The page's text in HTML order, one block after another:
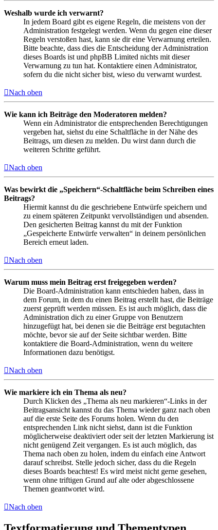
Weshalb wurde ich verwarnt?
In jedem Board gibt es eigene Regeln, die meistens von der
Administration festgelegt werden. Wenn du gegen eine dieser
Regeln verstoßen hast, kann sie dir eine Verwarnung erteilen.
Bitte beachte, dass dies die Entscheidung der Administration
dieses Boards ist und phpBB Limited nichts mit dieser
Verwarnung zu tun hat. Kontaktiere einen Administrator,
sofern du die nicht sicher bist, wieso du verwarnt wurdest.
Nach oben
Wie kann ich Beiträge den Moderatoren melden?
Wenn ein Administrator die entsprechenden Berechtigungen
vergeben hat, siehst du eine Schaltfläche in der Nähe des
Beitrags, um diesen zu melden. Du wirst dann durch die
weiteren Schritte geführt.
Nach oben
Was bewirkt die „Speichern“-Schaltfläche beim Schreiben eines
Beitrags?
Hiermit kannst du die geschriebene Entwürfe speichern und
zu einem späteren Zeitpunkt vervollständigen und absenden.
Den gesicherten Beitrag kannst du mit der Funktion
„Gespeicherte Entwürfe verwalten“ in deinem persönlichen
Bereich erneut laden.
Nach oben
Warum muss mein Beitrag erst freigegeben werden?
Die Board-Administration kann entschieden haben, dass in
dem Forum, in dem du einen Beitrag erstellt hast, die Beiträge
zuerst geprüft werden müssen. Es ist auch möglich, dass die
Administration dich zu einer Gruppe von Benutzern
hinzugefügt hat, bei denen sie die Beiträge erst begutachten
möchte, bevor sie auf der Seite sichtbar werden. Bitte
kontaktiere die Board-Administration, wenn du weitere
Informationen dazu benötigst.
Nach oben
Wie markiere ich ein Thema als neu?
Durch Klicken des „Thema als neu markieren“-Links in der
Beitragsansicht kannst du das Thema wieder ganz nach oben
auf die erste Seite des Forums holen. Wenn du den
entsprechenden Link nicht siehst, dann ist die Funktion
möglicherweise deaktiviert oder seit der letzten Markierung ist
nicht genügend Zeit vergangen. Es ist auch möglich, das
Thema nach oben zu holen, indem du einfach eine Antwort
darauf schreibst. Stelle jedoch sicher, dass du die Regeln
dieses Boards beachtest! Es wird meist nicht gerne gesehen,
wenn ohne triftigen Grund auf alte oder abgeschlossene
Themen geantwortet wird.
Nach oben